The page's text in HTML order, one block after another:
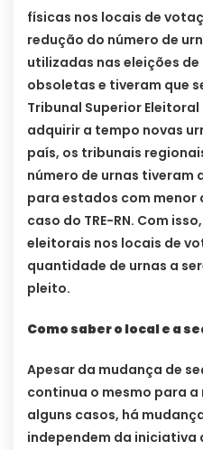
físicas nos locais de
redução do número de
utilizadas nas eleições
obsoletas e tiveram que
Tribunal Superior Eleitoral
adquirir a tempo novas
país, os tribunais
número de urnas tiveram
para estados com
caso do TRE-RN. Com
eleitorais nos locais de
quantidade de urnas a
pleito.
Como saber o local e a
Apesar da mudança de
continua o mesmo para a
alguns casos, há
independem da iniciativa